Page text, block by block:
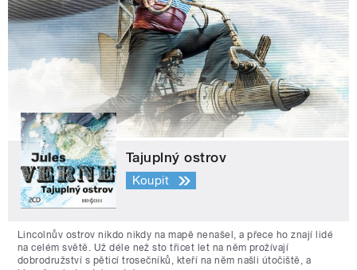
Tajuplný ostrov
Koupit
Lincolnův ostrov nikdo nikdy na mapě nenašel, a přece ho znají lidé
na celém světě. Už déle než sto třicet let na něm prožívají
dobrodružství s pěticí trosečníků, kteří na něm našli útočiště, a